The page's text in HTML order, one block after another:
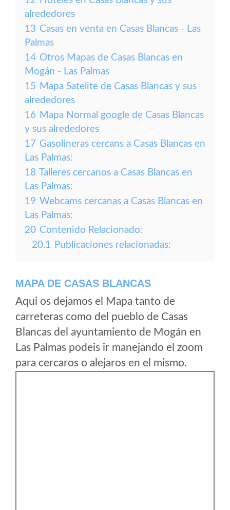
alrededores
13 Casas en venta en Casas Blancas - Las
Palmas
14 Otros Mapas de Casas Blancas en
Mogán - Las Palmas
15 Mapa Satelite de Casas Blancas y sus
alrededores
16 Mapa Normal google de Casas Blancas
y sus alrededores
17 Gasolineras cercans a Casas Blancas en
Las Palmas:
18 Talleres cercanos a Casas Blancas en
Las Palmas:
19 Webcams cercanas a Casas Blancas en
Las Palmas:
20 Contenido Relacionado:
20.1 Publicaciones relacionadas:
MAPA DE CASAS BLANCAS
Aqui os dejamos el Mapa tanto de
carreteras como del pueblo de Casas
Blancas del ayuntamiento de Mogán en
Las Palmas podeis ir manejando el zoom
para cercaros o alejaros en el mismo.